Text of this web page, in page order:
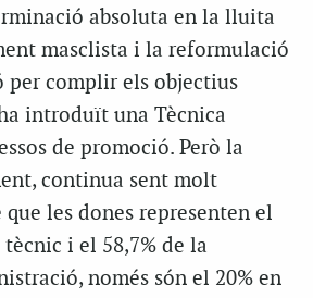
absoluta en la lluita
masclista i la reformulació
per complir els objectius
introduït una Tècnica
de promoció. Però la
continua sent molt
les dones representen el
tècnic i el 58,7% de la
només són el 20% en